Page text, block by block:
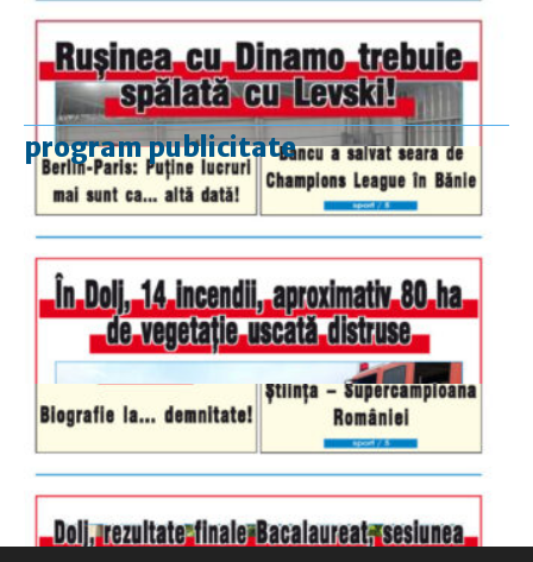
program publicitate
luni-vineri
9.00 - 17.00
duminică
9.00 - 12.00